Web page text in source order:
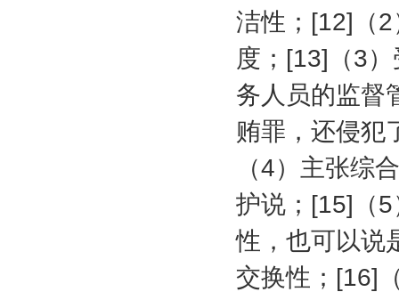
洁性； [12] （2
度； [13] （3
务人员的监督
贿罪，还侵犯
（4）主张综
护说； [15] （5
性，也可以说
交换性； [16]